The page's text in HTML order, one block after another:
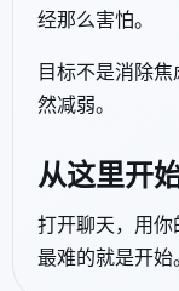
经那么害怕。
目标不是消除
然减弱。
从这里开
打开聊天，用你
最难的就是开始。